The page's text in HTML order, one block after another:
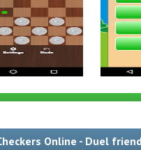
Online - Duel